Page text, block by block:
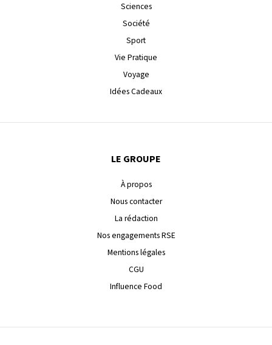
Sciences
Société
Sport
Vie Pratique
Voyage
Idées Cadeaux
LE GROUPE
À propos
Nous contacter
La rédaction
Nos engagements RSE
Mentions légales
CGU
Influence Food